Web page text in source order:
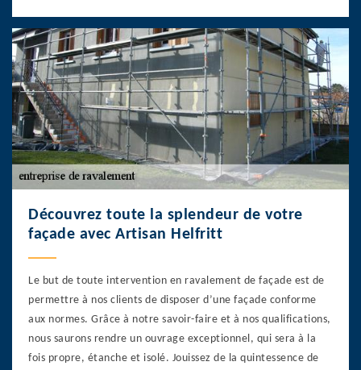
Découvrez toute la splendeur de votre
façade avec Artisan Helfritt
Le but de toute intervention en ravalement de façade est de
permettre à nos clients de disposer d’une façade conforme
aux normes. Grâce à notre savoir-faire et à nos qualifications,
nous saurons rendre un ouvrage exceptionnel, qui sera à la
fois propre, étanche et isolé. Jouissez de la quintessence de